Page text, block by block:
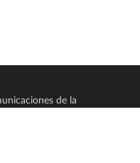
de la